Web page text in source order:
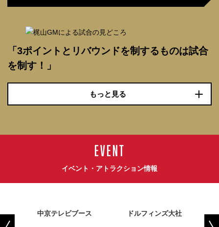
「3ポイントとリバウンドを制するものは試合
を制す！」
もっと見る
EVENT
イベント・アトラクション情報
中京テレビブース ドルフィンズ大社